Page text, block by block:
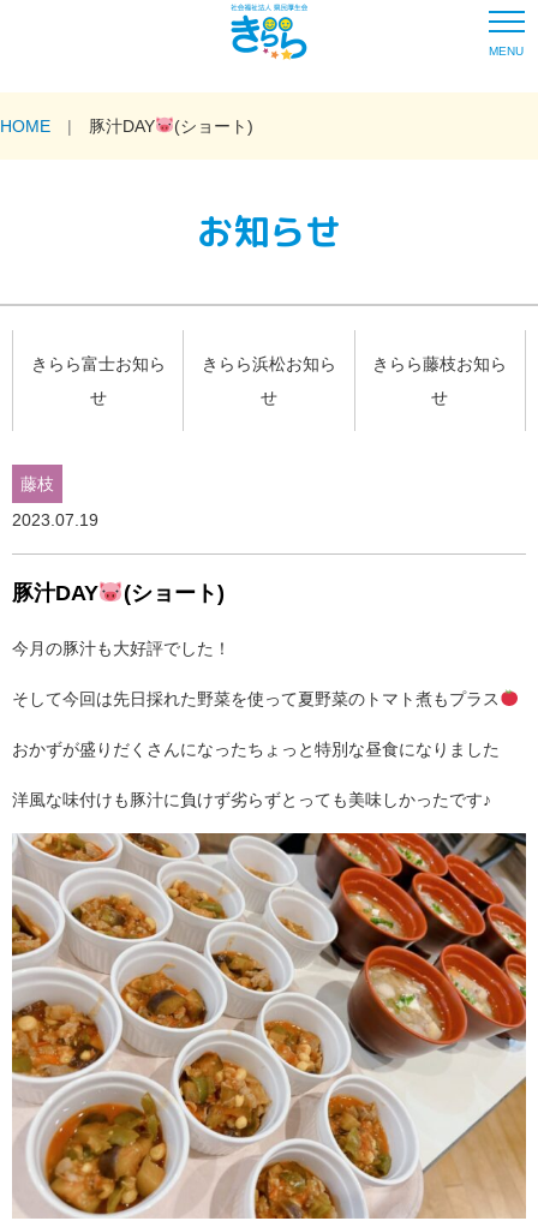
MENU
HOME 豚汁DAY (ショート)
お知らせ
きらら富士お知ら
せ
きらら浜松お知ら
せ
きらら藤枝お知ら
せ
藤枝
2023.07.19
豚汁DAY (ショート)
今月の豚汁も大好評でした！
そして今回は先日採れた野菜を使って夏野菜のトマト煮もプラス
おかずが盛りだくさんになったちょっと特別な昼食になりました
洋風な味付けも豚汁に負けず劣らずとっても美味しかったです♪